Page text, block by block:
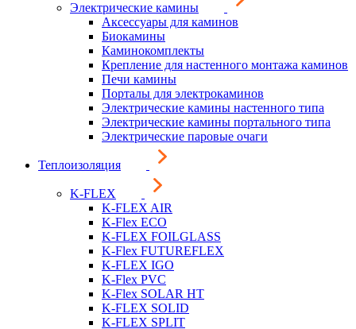
Электрические камины
Аксессуары для каминов
Биокамины
Каминокомплекты
Крепление для настенного монтажа каминов
Печи камины
Порталы для электрокаминов
Электрические камины настенного типа
Электрические камины портального типа
Электрические паровые очаги
Теплоизоляция
K-FLEX
K-FLEX AIR
K-Flex ECO
K-FLEX FOILGLASS
K-Flex FUTUREFLEX
K-FLEX IGO
K-Flex PVC
K-Flex SOLAR HT
K-FLEX SOLID
K-FLEX SPLIT